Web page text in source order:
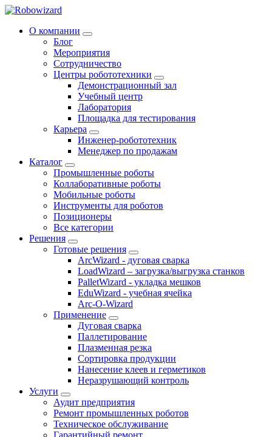
О компании
Блог
Мероприятия
Сотрудничество
Центры робототехники
Демонстрационный зал
Учебный центр
Лаборатория
Площадка для тестирования
Карьера
Инженер-робототехник
Менеджер по продажам
Каталог
Промышленные роботы
Коллаборативные роботы
Мобильные роботы
Инструменты для роботов
Позиционеры
Все категории
Решения
Готовые решения
ArcWizard - дуговая сварка
LoadWizard – загрузка/выгрузка станков
PalletWizard - укладка мешков
EduWizard - учебная ячейка
Arc-O-Wizard
Применение
Дуговая сварка
Паллетирование
Плазменная резка
Сортировка продукции
Нанесение клеев и герметиков
Неразрушающий контроль
Услуги
Аудит предприятия
Ремонт промышленных роботов
Техническое обслуживание
Гарантийный ремонт